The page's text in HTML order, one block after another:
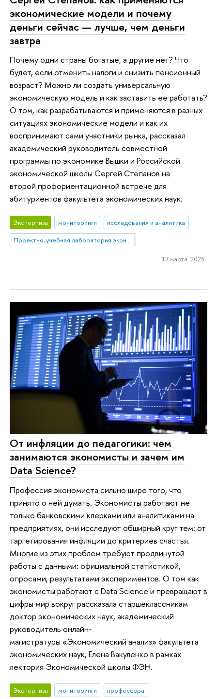
экономические модели и почему
деньги сейчас — лучше, чем деньги
завтра
Почему одни страны богатые, а другие нет? Что
будет, если отменить налоги и снизить пенсионный
возраст? Можно ли создать универсальную
экономическую модель и как заставить ее работать?
О том, как разрабатываются и применяются в разных
ситуациях экономические модели и как их
воспринимают сами участники рынка, рассказал
академический руководитель совместной
программы по экономике Вышки и Российской
экономической школы Сергей Степанов на
второй профориентационной встрече для
абитуриентов факультета экономических наук.
Экспертиза мониторинги
исследования и аналитика
17 марта 2023
От инфляции до педагогики: чем
занимаются экономисты и зачем им
Data Science?
Профессия экономиста сильно шире того, что
принято о ней думать. Экономисты работают не
только банковскими клерками или аналитиками на
предприятиях, они исследуют обширный круг тем: от
таргетирования инфляции до критериев счастья.
Многие из этих проблем требуют продвинутой
работы с данными: официальной статистикой,
опросами, результатами экспериментов. О том как
экономисты работают с Data Science и превращают в
цифры мир вокруг рассказала старшеклассникам
доктор экономических наук, академический
руководитель онлайн-
магистратуры «Экономический анализ» факультета
экономических наук, Елена Вакуленко в рамках
лектория Экономической школы ФЭН.
Экспертиза мониторинги профессора